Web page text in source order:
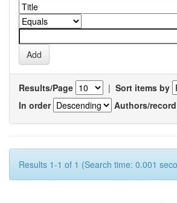
Results/Page | Sort items by
In order
Authors/record
Results 1-1 of 1 (Search time: 0.001